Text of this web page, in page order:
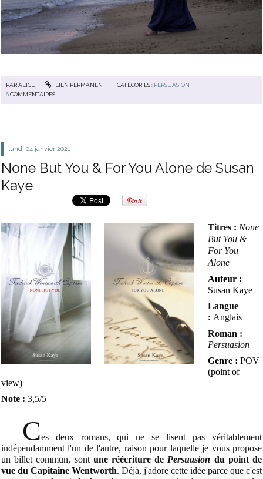
PARALICE LIEN PERMANENT CATÉGORIES : PERSUASION
6COMMENTAIRES
lundi 04 janvier 2021
None But You & For You Alone de Susan
Kaye
Titres : None
But You &
For You
Alone
Auteur :
Susan Kaye
Langue
: Anglais
Roman :
Persuasion
Genre : POV
(point of
view)
Note : 3,5/5
Ces deux romans, qui ne se lisent pas véritablement
indépendamment l'un de l'autre, raison pour laquelle je vous propose
un billet commun, sont une réécriture de Persuasion du point de
vue du Capitaine Wentworth. Déjà, j'adore cette idée parce que c'est